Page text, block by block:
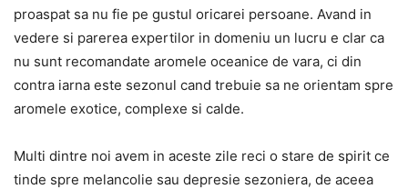
proaspat sa nu fie pe gustul oricarei persoane. Avand in
vedere si parerea expertilor in domeniu un lucru e clar ca
nu sunt recomandate aromele oceanice de vara, ci din
contra iarna este sezonul cand trebuie sa ne orientam spre
aromele exotice, complexe si calde.
Multi dintre noi avem in aceste zile reci o stare de spirit ce
tinde spre melancolie sau depresie sezoniera, de aceea